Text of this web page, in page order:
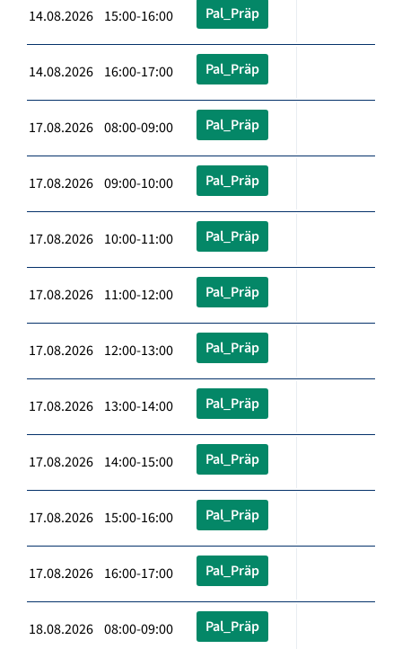
14.08.2026 15:00-16:00 Pal_Präp
14.08.2026 16:00-17:00 Pal_Präp
17.08.2026 08:00-09:00 Pal_Präp
17.08.2026 09:00-10:00 Pal_Präp
17.08.2026 10:00-11:00 Pal_Präp
17.08.2026 11:00-12:00 Pal_Präp
17.08.2026 12:00-13:00 Pal_Präp
17.08.2026 13:00-14:00 Pal_Präp
17.08.2026 14:00-15:00 Pal_Präp
17.08.2026 15:00-16:00 Pal_Präp
17.08.2026 16:00-17:00 Pal_Präp
18.08.2026 08:00-09:00 Pal_Präp